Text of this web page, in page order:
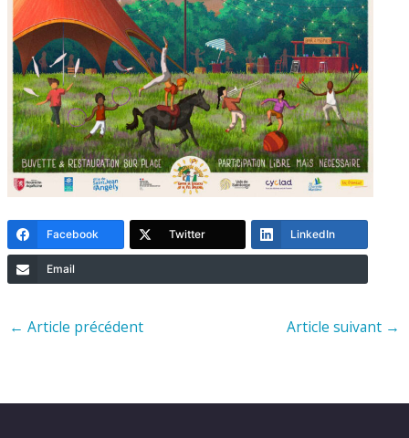
Facebook Twitter LinkedIn
Email
← Article précédent Article suivant →